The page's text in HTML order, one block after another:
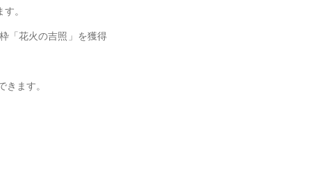
。
「花火の吉照」を獲得
きます。